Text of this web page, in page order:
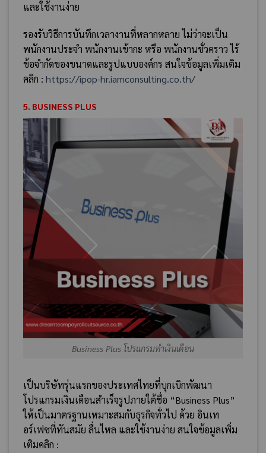
และใช้งานง่าย
รองรับวิธีการบันทึกเวลางานที่หลากหลาย ไม่ว่าจะเป็น
พนักงานประจำ พนักงานเข้ากะ หรือ พนักงานชั่วคราว ไร้
ข้อจำกัดของขนาดและรูปแบบองค์กร สนใจข้อมูลเพิ่มเติม
คลิก : https://ipop-hr.iamconsulting.co.th/
5. BUSINESS PLUS
Business Plus โปรแกรมทำเงินเดือน
เป็นบริษัทรุ่นแรกของประเทศไทยที่บุกเบิกพัฒนา
โปรแกรมเงินเดือนสำเร็จรูปภายใต้ชื่อ “Business Plus”
ให้เป็นมาตรฐานเหมาะสมกับธุรกิจทั่วไป ด้วย อินเท
อร์เฟซที่ทันสมัย ลื่นไหล และใช้งานง่าย สนใจข้อมูลเพิ่ม
เติมคลิก :